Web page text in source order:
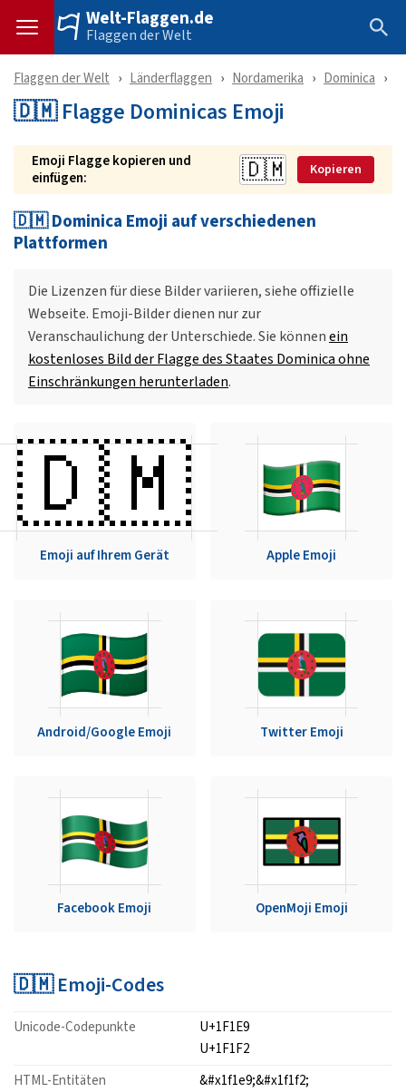
Welt-Flaggen.de
Flaggen der Welt
Flaggen der Welt Länderflaggen Nordamerika Dominica
🇩🇲 Flagge Dominicas Emoji
Emoji Flagge kopieren und
einfügen:
Kopieren
🇩🇲 Dominica Emoji auf verschiedenen
Plattformen
Die Lizenzen für diese Bilder variieren, siehe offizielle
Webseite. Emoji-Bilder dienen nur zur
Veranschaulichung der Unterschiede. Sie könnenein
kostenloses Bild der Flagge des Staates Dominica ohne
Einschränkungen herunterladen.
🇩🇲
Emoji auf Ihrem Gerät Apple Emoji
Android/Google Emoji Twitter Emoji
Facebook Emoji OpenMoji Emoji
🇩🇲 Emoji-Codes
Unicode-Codepunkte
U+1F1E9
U+1F1F2
HTML-Entitäten
&#x1f1e9;&#x1f1f2;